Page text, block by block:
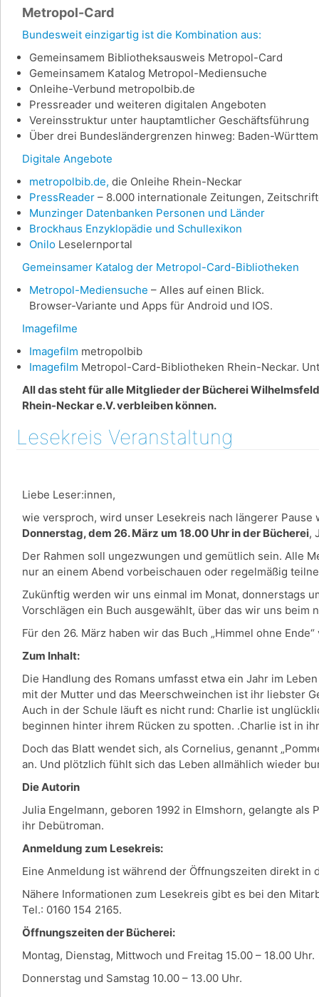
Metropol-Card
Bundesweit einzigartig ist die Kombination aus:
Gemeinsamem Bibliotheksausweis Metropol-Card
Gemeinsamem Katalog Metropol-Mediensuche
Onleihe-Verbund metropolbib.de
Pressreader und weiteren digitalen Angeboten
Vereinsstruktur unter hauptamtlicher Geschäftsführung
Über drei Bundesländergrenzen hinweg: Baden-
Digitale Angebote
metropolbib.de, die Onleihe Rhein-Neckar
PressReader – 8.000 internationale Zeitungen,
Munzinger Datenbanken Personen und Länder
Brockhaus Enzyklopädie und Schullexikon
Onilo Leselernportal
Gemeinsamer Katalog der Metropol-Card-Bibliotheken
Metropol-Mediensuche – Alles auf einen Blick.
Browser-Variante und Apps für Android und IOS.
Imagefilme
Imagefilm metropolbib
Imagefilm Metropol-Card-Bibliotheken Rhein-Neckar.
All das steht für alle Mitglieder der Bücherei
Rhein-Neckar e.V. verbleiben können.
Lesekreis Veranstaltung
Liebe Leser:innen,
wie versproch, wird unser Lesekreis nach längerer
Donnerstag, dem 26. März um 18.00 Uhr in der Bücherei,
Der Rahmen soll ungezwungen und gemütlich sein. Alle
nur an einem Abend vorbeischauen oder regelmäßig
Zukünftig werden wir uns einmal im Monat, donnerstags
Vorschlägen ein Buch ausgewählt, über das wir uns beim
Für den 26. März haben wir das Buch „Himmel ohne
Zum Inhalt:
Die Handlung des Romans umfasst etwa ein Jahr im
mit der Mutter und das Meerschweinchen ist ihr liebster
Auch in der Schule läuft es nicht rund: Charlie ist
beginnen hinter ihrem Rücken zu spotten. .Charlie ist in
Doch das Blatt wendet sich, als Cornelius, genannt
an. Und plötzlich fühlt sich das Leben allmählich wieder
Die Autorin
Julia Engelmann, geboren 1992 in Elmshorn, gelangte
ihr Debütroman.
Anmeldung zum Lesekreis:
Eine Anmeldung ist während der Öffnungszeiten direkt
Nähere Informationen zum Lesekreis gibt es bei den
Tel.: 0160 154 2165.
Öffnungszeiten der Bücherei:
Montag, Dienstag, Mittwoch und Freitag 15.00 – 18.00 Uhr.
Donnerstag und Samstag 10.00 – 13.00 Uhr.